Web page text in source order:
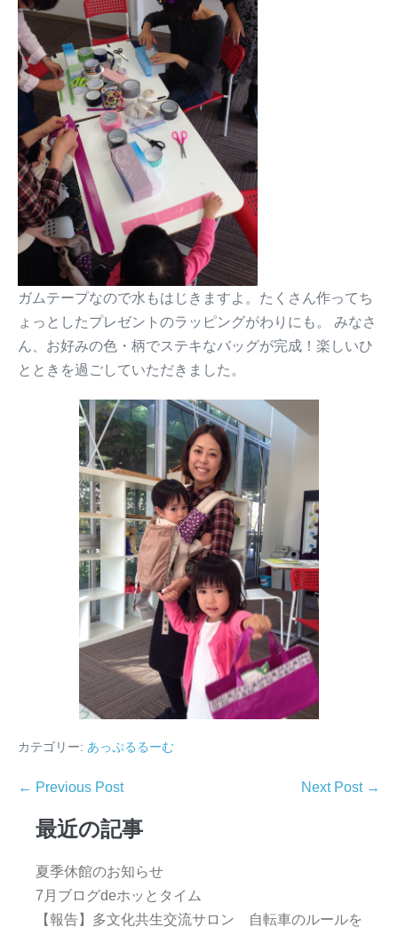
ガムテープなので水もはじきますよ。たくさん作ってち
ょっとしたプレゼントのラッピングがわりにも。 みなさ
ん、お好みの色・柄でステキなバッグが完成！楽しいひ
とときを過ごしていただきました。
カテゴリー: あっぷるるーむ
← Previous Post Next Post →
最近の記事
夏季休館のお知らせ
7月ブログdeホッとタイム
【報告】多文化共生交流サロン 自転車のルールを